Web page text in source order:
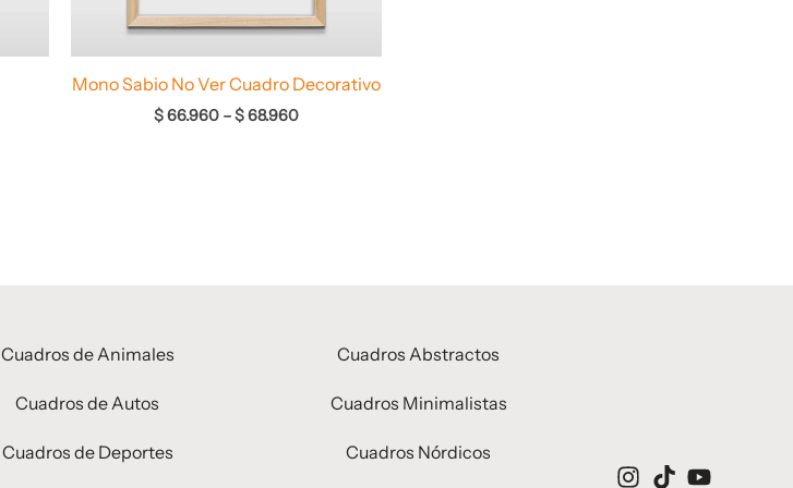
Mono Sabio No Ver Cuadro Decorativo
$66.960 –$68.960
Cuadros de Animales
Cuadros de Autos
Cuadros de Deportes
Cuadros Abstractos
Cuadros Minimalistas
Cuadros Nórdicos